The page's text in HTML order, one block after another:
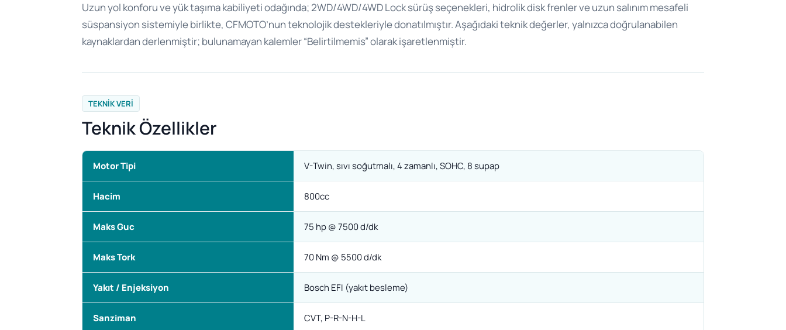
Uzun yol konforu ve yük taşıma kabiliyeti odağında; 2WD/4WD/4WD Lock sürüş seçenekleri, hidrolik disk frenler ve uzun salınım mesafeli
süspansiyon sistemiyle birlikte, CFMOTO’nun teknolojik destekleriyle donatılmıştır. Aşağıdaki teknik değerler, yalnızca doğrulanabilen
kaynaklardan derlenmiştir; bulunamayan kalemler “Belirtilmemis” olarak işaretlenmiştir.
TEKNIK VERI
Teknik Özellikler
Motor Tipi V-Twin, sıvı soğutmalı, 4 zamanlı, SOHC, 8 supap
Hacim 800cc
Maks Guc 75 hp @ 7500 d/dk
Maks Tork 70 Nm @ 5500 d/dk
Yakıt / Enjeksiyon Bosch EFI (yakıt besleme)
Sanziman CVT, P-R-N-H-L